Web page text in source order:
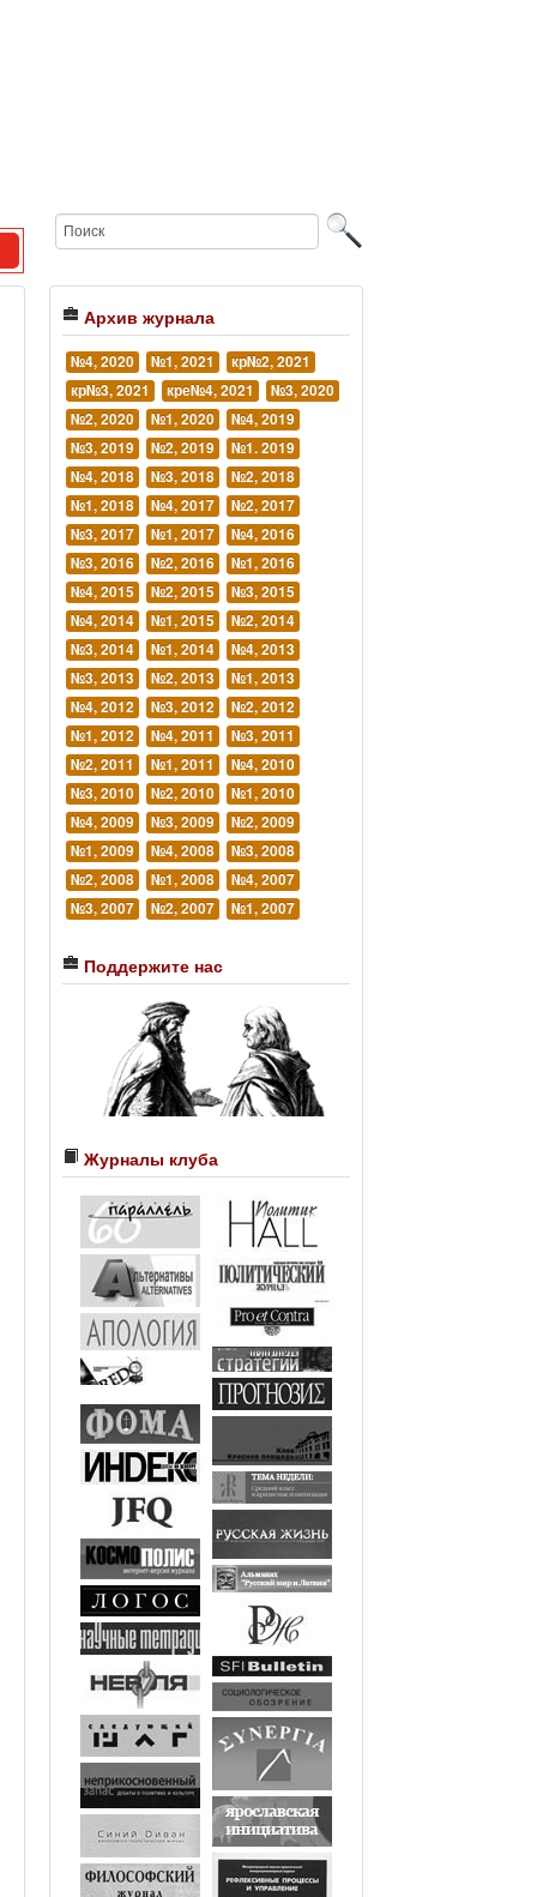
Архив журнала
№4, 2020 №1, 2021
кр№2, 2021
кр№3, 2021
кре№4, 2021
№3, 2020
№2, 2020
№1, 2020
№4, 2019
№3, 2019
№2, 2019
№1. 2019
№4, 2018
№3, 2018
№2, 2018
№1, 2018
№4, 2017
№2, 2017
№3, 2017
№1, 2017
№4, 2016
№3, 2016
№2, 2016
№1, 2016
№4, 2015
№2, 2015
№3, 2015
№4, 2014
№1, 2015
№2, 2014
№3, 2014
№1, 2014
№4, 2013
№3, 2013
№2, 2013
№1, 2013
№4, 2012
№3, 2012
№2, 2012
№1, 2012
№4, 2011
№3, 2011
№2, 2011
№1, 2011
№4, 2010
№3, 2010
№2, 2010
№1, 2010
№4, 2009
№3, 2009
№2, 2009
№1, 2009
№4, 2008
№3, 2008
№2, 2008
№1, 2008
№4, 2007
№3, 2007
№2, 2007 №1, 2007
Поддержите нас
Журналы клуба